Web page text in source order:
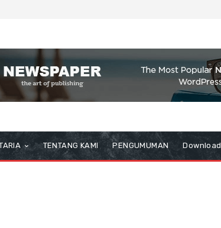
TENTANG KAMI PENGUMUMAN Download